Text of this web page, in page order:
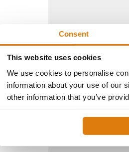
Consent
This website uses cookies
We use cookies to personalise
information about your use of our
other information that you’ve
An dieser
leider nicht